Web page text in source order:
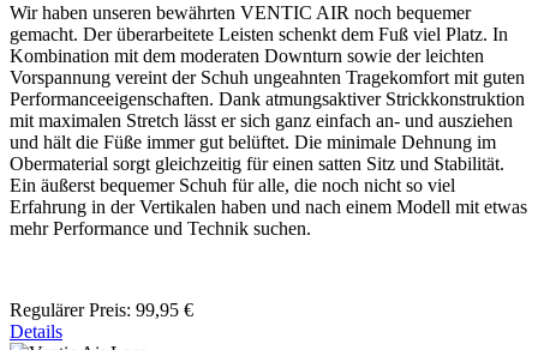
Wir haben unseren bewährten VENTIC AIR noch bequemer
gemacht. Der überarbeitete Leisten schenkt dem Fuß viel Platz. In
Kombination mit dem moderaten Downturn sowie der leichten
Vorspannung vereint der Schuh ungeahnten Tragekomfort mit guten
Performanceeigenschaften. Dank atmungsaktiver Strickkonstruktion
mit maximalen Stretch lässt er sich ganz einfach an- und ausziehen
und hält die Füße immer gut belüftet. Die minimale Dehnung im
Obermaterial sorgt gleichzeitig für einen satten Sitz und Stabilität.
Ein äußerst bequemer Schuh für alle, die noch nicht so viel
Erfahrung in der Vertikalen haben und nach einem Modell mit etwas
mehr Performance und Technik suchen.
Regulärer Preis: 99,95 €
Details